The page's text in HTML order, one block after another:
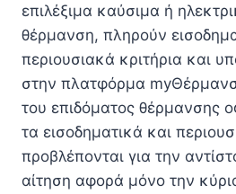
επιλέξιμα καύσιμα ή
θέρμανση, πληρούν
περιουσιακά κριτήρια και
στην πλατφόρμα
του επιδόματος θέρμανσης
τα εισοδηματικά και
προβλέπονται για την
αίτηση αφορά μόνο την